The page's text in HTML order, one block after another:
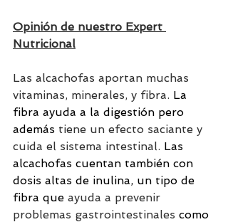
Opinión de nuestro Expert
Nutricional
Las alcachofas aportan muchas
vitaminas, minerales, y fibra. La
fibra ayuda a la digestión pero
además tiene un efecto saciante y
cuida el sistema intestinal. Las
alcachofas cuentan también con
dosis altas de inulina, un tipo de
fibra que ayuda a prevenir
problemas gastrointestinales como